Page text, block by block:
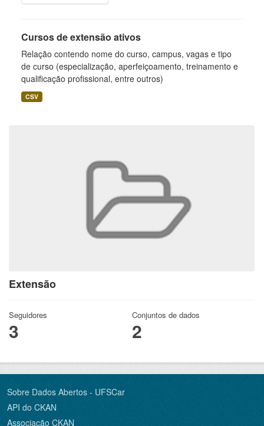
Extensão
Seguidores
3
Conjuntos de dados
2
Cursos de extensão ativos
Relação contendo nome do curso, campus, vagas e tipo
de curso (especialização, aperfeiçoamento, treinamento e
qualificação profissional, entre outros)
CSV
Sobre Dados Abertos - UFSCar
API do CKAN
Associação CKAN